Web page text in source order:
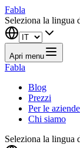
Fabla
Seleziona la lingua
Apri menu
Fabla
Blog
Prezzi
Per le aziende
Chi siamo
Seleziona la lingua